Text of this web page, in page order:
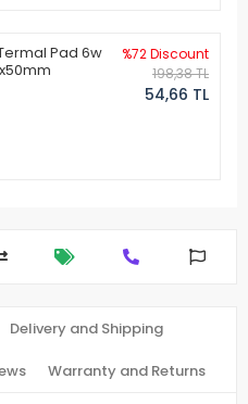
Pad 6w
%72 Discount
198,38 TL
54,66 TL
Delivery and Shipping
Warranty and Returns